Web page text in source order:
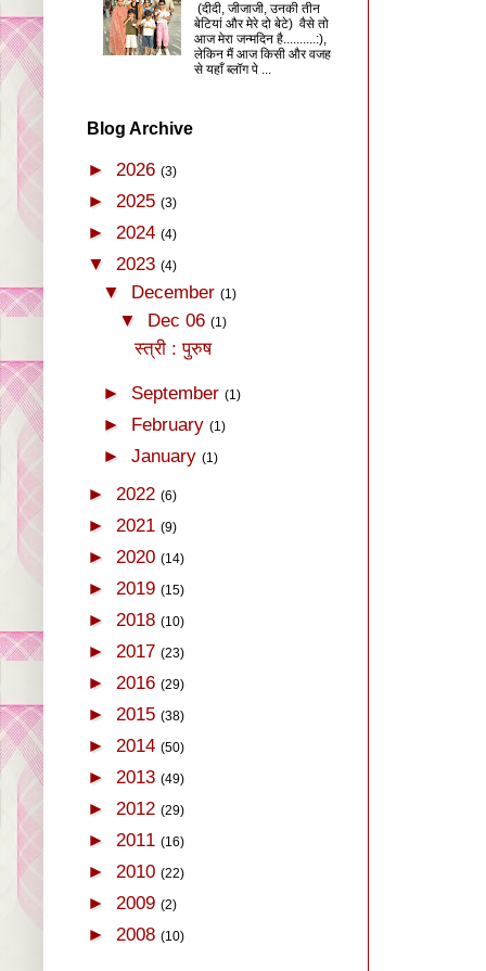
(दीदी, जीजाजी, उनकी तीन
बेटियां और मेरे दो बेटे) वैसे तो
आज मेरा जन्मदिन है..........:),
लेकिन मैं आज किसी और वजह
से यहाँ ब्लॉग पे ...
Blog Archive
► 2026 (3)
► 2025 (3)
► 2024 (4)
▼ 2023 (4)
▼ December(1)
▼ Dec 06 (1)
स्त्री : पुरुष
► September(1)
► February(1)
►January(1)
► 2022 (6)
► 2021 (9)
► 2020 (14)
► 2019 (15)
► 2018 (10)
► 2017 (23)
► 2016 (29)
► 2015 (38)
► 2014 (50)
► 2013 (49)
► 2012 (29)
► 2011 (16)
► 2010 (22)
► 2009 (2)
► 2008 (10)